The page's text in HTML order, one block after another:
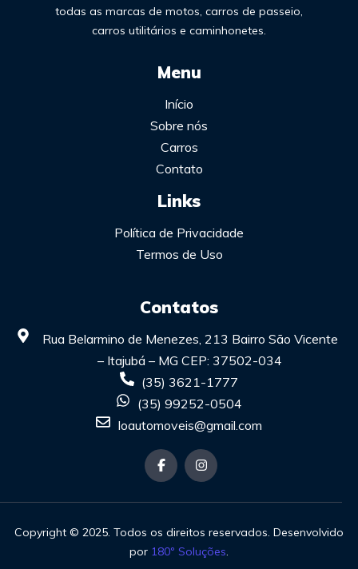
todas as marcas de motos, carros de passeio,
carros utilitários e caminhonetes.
Menu
Início
Sobre nós
Carros
Contato
Links
Política de Privacidade
Termos de Uso
Contatos
Rua Belarmino de Menezes, 213 Bairro São Vicente
– Itajubá – MG CEP: 37502-034
(35) 3621-1777
(35) 99252-0504
loautomoveis@gmail.com
Copyright © 2025. Todos os direitos reservados. Desenvolvido
por 180º Soluções